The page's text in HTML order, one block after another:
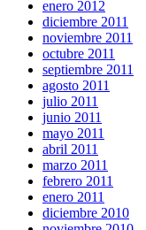
enero 2012
diciembre 2011
noviembre 2011
octubre 2011
septiembre 2011
agosto 2011
julio 2011
junio 2011
mayo 2011
abril 2011
marzo 2011
febrero 2011
enero 2011
diciembre 2010